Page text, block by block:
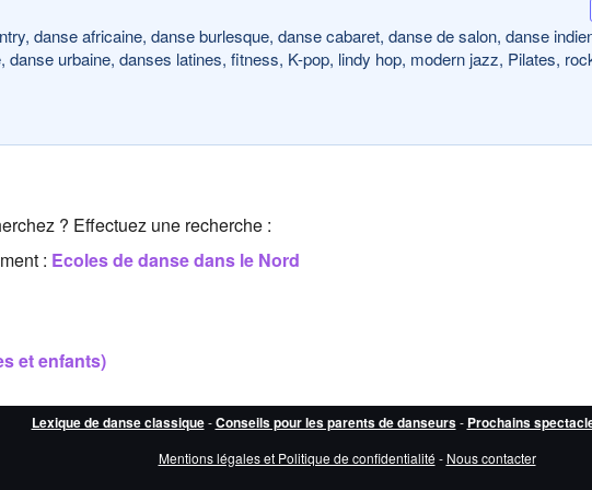
danse africaine, danse burlesque, danse cabaret, danse de salon, danse
danse urbaine, danses latines, fitness, K-pop, lindy hop, modern jazz, Pilates,
? Effectuez une recherche :
: Ecoles de danse dans le Nord
et enfants)
Lexique de danse classique-Conseils pour les parents de danseurs- Prochains
Mentions légales et Politique de confidentialité - Nous contacter